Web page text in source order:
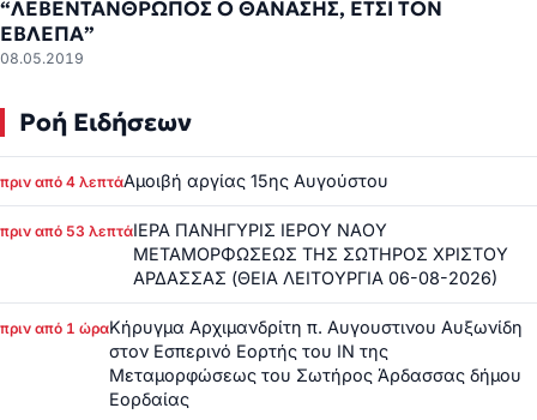
“ΛΕΒΕΝΤΑΝΘΡΩΠΟΣ Ο ΘΑΝΑΣΗΣ, ΕΤΣΙ ΤΟΝ
ΕΒΛΕΠΑ”
08.05.2019
Ροή Ειδήσεων
πριν από 4 λεπτάΑμοιβή αργίας 15ης Αυγούστου
πριν από 53 λεπτάΙΕΡΑ ΠΑΝΗΓΥΡΙΣ ΙΕΡΟΥ ΝΑΟΥ
ΜΕΤΑΜΟΡΦΩΣΕΩΣ ΤΗΣ ΣΩΤΗΡΟΣ ΧΡΙΣΤΟΥ
ΑΡΔΑΣΣΑΣ (ΘΕΙΑ ΛΕΙΤΟΥΡΓΙΑ 06-08-2026)
πριν από 1 ώραΚήρυγμα Αρχιμανδρίτη π. Αυγουστινου Αυξωνίδη
στον Εσπερινό Εορτής του ΙΝ της
Μεταμορφώσεως του Σωτήρος Άρδασσας δήμου
Εορδαίας